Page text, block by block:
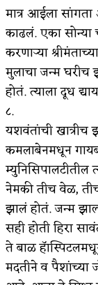
मात्र आईला
काढलं. एका सोन्या
करणाऱ्या
मुलाचा जन्म
होतं. त्याला दूध
८.
यशवंतांची खात्रीच
कमलाबेनमधून
म्युनिसिपालटीतील
नेमकी तीच वेळ,
झालं होतं. जन्म
सही होती हिरा
ते बाळ
मदतीने व पैशांच्या